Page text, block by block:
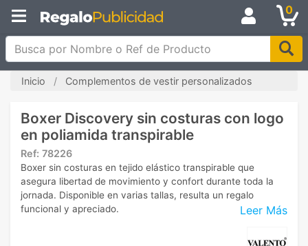
0
Busca por Nombre o Ref de Producto
Inicio Complementos de vestir personalizados
Boxer Discovery sin costuras con logo
en poliamida transpirable
Ref: 78226
Leer Más
Boxer sin costuras en tejido elástico transpirable que
asegura libertad de movimiento y confort durante toda la
jornada. Disponible en varias tallas, resulta un regalo
funcional y apreciado.